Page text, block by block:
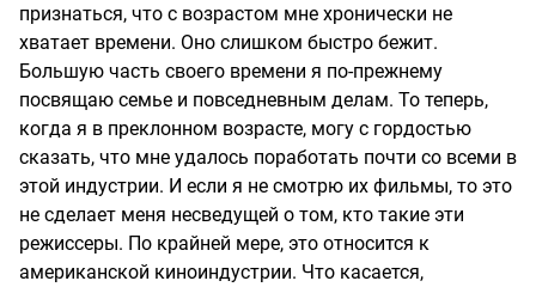
признаться, что с возрастом мне хронически не
хватает времени. Оно слишком быстро бежит.
Большую часть своего времени я по-прежнему
посвящаю семье и повседневным делам. То теперь,
когда я в преклонном возрасте, могу с гордостью
сказать, что мне удалось поработать почти со всеми в
этой индустрии. И если я не смотрю их фильмы, то это
не сделает меня несведущей о том, кто такие эти
режиссеры. По крайней мере, это относится к
американской киноиндустрии. Что касается,